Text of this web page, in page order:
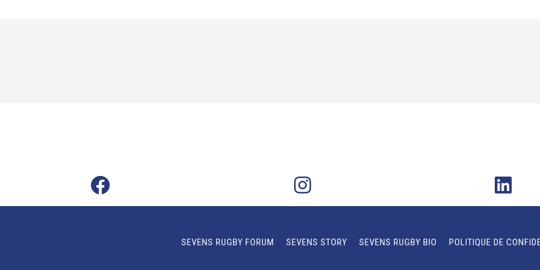
SEVENS RUGBY FORUM SEVENS STORY SEVENS RUGBY BIO POLITIQUE DE